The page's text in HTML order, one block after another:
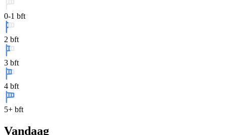
0-1 bft
2 bft
3 bft
4 bft
5+ bft
Vandaag